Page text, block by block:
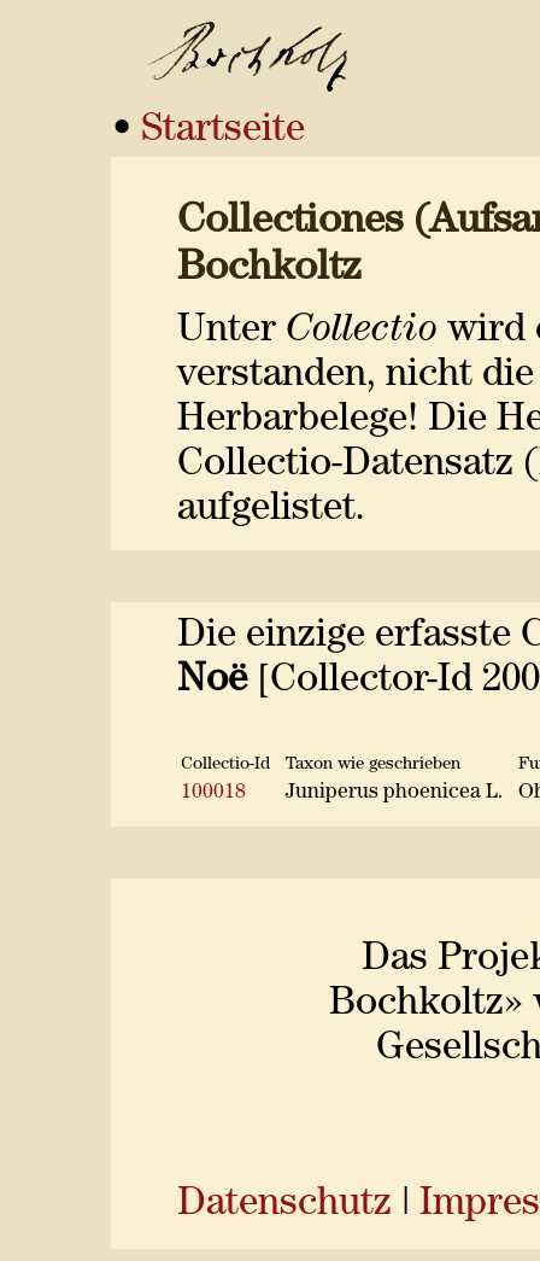
• Startseite
Collectiones
Bochkoltz
Unter Collectio wird
verstanden, nicht
Herbarbelege! Die
Collectio-Datensatz
aufgelistet.
Die einzige erfasste
Noë[Collector-Id
Collectio-Id Taxon wie geschrieben
100018 Juniperus phoenicea L.
Das
Bochkoltz»
Datenschutz